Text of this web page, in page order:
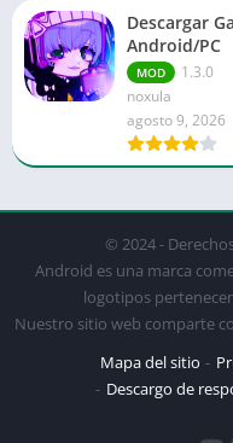
Descargar
Android/PC
MOD
1.3.0
noxula
agosto 9, 2026
© 2024 -
Android es una marca
logotipos
Nuestro sitio web comparte
Mapa del sitio
Descargo de